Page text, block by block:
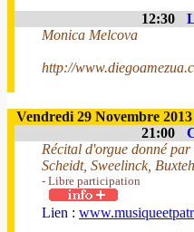
12:30
Monica Melcova
http://
Vendredi 29 Novembre 2013
21:00
Récital d'orgue donné
Scheidt, Sweelinck,
- Libre participation
Lien :